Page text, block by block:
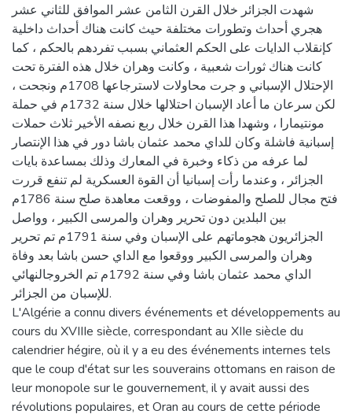
شهدت الجزائر خلال القرن الثامن عشر الموافق للثاني عشر
هجري أحداث وتطورات مختلفة حيث كانت هناك أحداث داخلية
كإنقلاب الدايات على الحكم العثماني بسبب تفردهم بالحكم ، كما
كانت هناك ثورات شعبية ، وكانت وهران خلال هذه الفترة تحت
الإحتلال الإسباني و جرت محاولات لاسترجاعها 1708م ونجحت ،
لكن سرعان ما أعاد الإسبان احتلالها خلال سنة 1732م في حملة
مونتيمارا ، وشهدا هذا القرن خلال ربع نصفه الأخير ثلاث حملات
إسبانية فاشلة وكان للداي محمد عثمان باشا دور في هذا الإنتصار
لما عرفه من ذكاء وخبرة في المعارك وذلك بمساعدة بايات
الجزائر ، وعندما رأت إسبانيا أن القوة العسكرية لم تنفع قررت
فتح مجال للصلح والمفوضات ، ووقعت معاهدة صلح سنة 1786م
بين البلدين دون تحرير وهران والمرسى الكبير ، وواصل
الجزائريون هجوماتهم على الإسبان وفي سنة 1791م تم تحرير
وهران والمرسى الكبير ووقعوا مع الداي حسن باشا بعد وفاة
الداي محمد عثمان باشا وفي سنة 1792م تم الخروجالنهائي
للإسبان من الجزائر.
L'Algérie a connu divers événements et développements au
cours du XVIIIe siècle, correspondant au XIIe siècle du
calendrier hégire, où il y a eu des événements internes tels
que le coup d'état sur les souverains ottomans en raison de
leur monopole sur le gouvernement, il y avait aussi des
révolutions populaires, et Oran au cours de cette période